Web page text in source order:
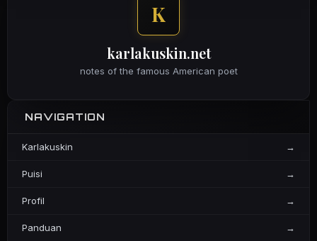
K
karlakuskin.net
notes of the famous American poet
NAVIGATION
Karlakuskin →
Puisi →
Profil →
Panduan →